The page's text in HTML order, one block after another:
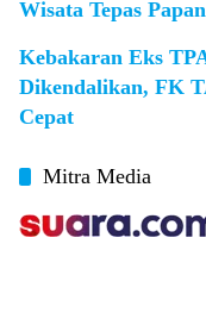
Wisata Tepas
Kebakaran Eks
Dikendalikan, FK
Cepat
Mitra Media